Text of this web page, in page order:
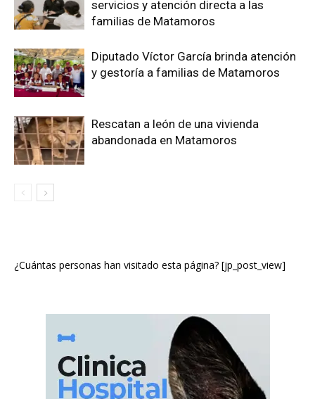
servicios y atención directa a las
familias de Matamoros
Diputado Víctor García brinda atención
y gestoría a familias de Matamoros
Rescatan a león de una vivienda
abandonada en Matamoros
¿Cuántas personas han visitado esta página? [jp_post_view]